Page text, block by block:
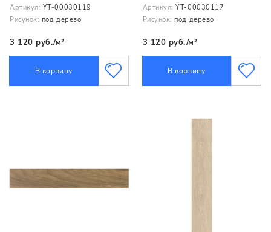
Артикул: YT-00030119
Рисунок: под дерево
3 120 руб./м²
В корзину
Артикул: YT-00030117
Рисунок: под дерево
3 120 руб./м²
В корзину